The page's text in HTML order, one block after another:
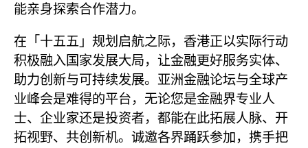
能亲身探索合作潜力。
在「十五五」规划启航之际，香港正以实际行动
积极融入国家发展大局，让金融更好服务实体、
助力创新与可持续发展。亚洲金融论坛与全球产
业峰会是难得的平台，无论您是金融界专业人
士、企业家还是投资者，都能在此拓展人脉、开
拓视野、共创新机。诚邀各界踊跃参加，携手把